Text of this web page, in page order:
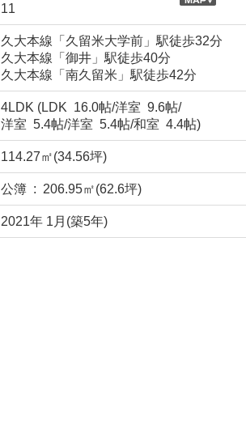
11
久大本線「久留米大学前」駅徒歩32分
久大本線「御井」駅徒歩40分
久大本線「南久留米」駅徒歩42分
4LDK (LDK 16.0帖/洋室 9.6帖/
洋室 5.4帖/洋室 5.4帖/和室 4.4帖)
114.27㎡(34.56坪)
公簿 : 206.95㎡(62.6坪)
2021年 1月(築5年)